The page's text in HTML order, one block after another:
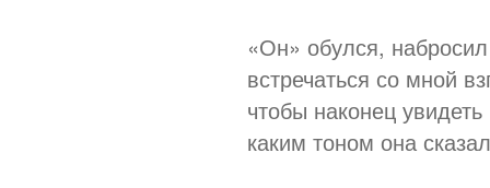
«Он» обулся,
встречаться со мной
чтобы наконец
каким тоном она